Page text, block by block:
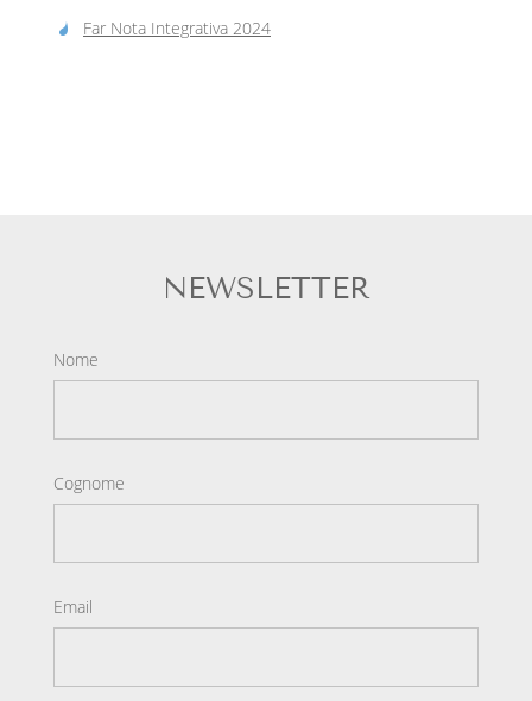
Far Nota Integrativa 2024
NEWSLETTER
Nome
Cognome
Email